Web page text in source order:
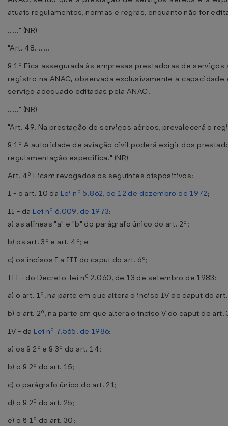
atuais regulamentos, normas e regras, enquanto não for
....." (NR)
"Art. 48. .....
§ 1º Fica assegurada às empresas prestadoras de
registro na ANAC, observada exclusivamente a
serviço adequado editadas pela ANAC.
....." (NR)
"Art. 49. Na prestação de serviços aéreos, prevalecerá o
§ 1º A autoridade de aviação civil poderá exigir dos
regulamentação específica." (NR)
Art. 4º Ficam revogados os seguintes dispositivos:
I - o art. 10 da Lei nº 5.862, de 12 de dezembro de 1972;
II - da Lei nº 6.009, de 1973:
a) as alíneas "a" e "b" do parágrafo único do art. 2º;
b) os art. 3º e art. 4º; e
c) os incisos I a III do caput do art. 6º;
III - do Decreto-lei nº 2.060, de 13 de setembro de 1983:
a) o art. 1º, na parte em que altera o inciso IV do caput do
b) o art. 2º, na parte em que altera o inciso V do caput do art.
IV - da Lei nº 7.565, de 1986:
a) os § 2º e § 3º do art. 14;
b) o § 2º do art. 15;
c) o parágrafo único do art. 21;
d) o § 2º do art. 25;
e) o § 1º do art. 30;